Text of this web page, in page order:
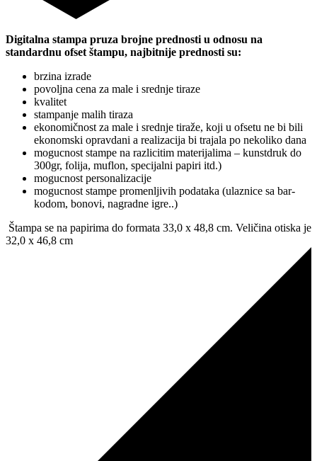
Digitalna stampa pruza brojne prednosti u odnosu na
standardnu ofset štampu, najbitnije prednosti su:
brzina izrade
povoljna cena za male i srednje tiraze
kvalitet
stampanje malih tiraza
ekonomičnost za male i srednje tiraže, koji u ofsetu ne bi bili
ekonomski opravdani a realizacija bi trajala po nekoliko dana
mogucnost stampe na razlicitim materijalima – kunstdruk do
300gr, folija, muflon, specijalni papiri itd.)
mogucnost personalizacije
mogucnost stampe promenljivih podataka (ulaznice sa bar-
kodom, bonovi, nagradne igre..)
Štampa se na papirima do formata 33,0 x 48,8 cm. Veličina otiska je
32,0 x 46,8 cm